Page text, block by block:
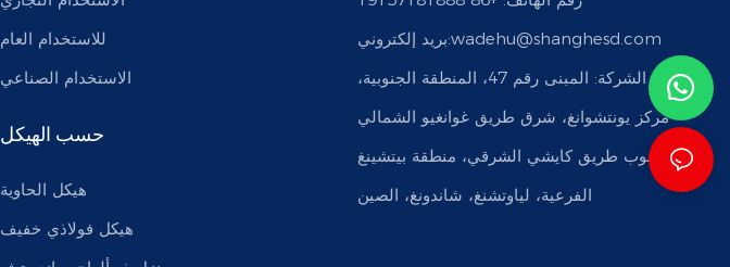
للاستخدام العام
الاستخدام الصناعي
حسب الهيكل
هيكل الحاوية
هيكل فولاذي خفيف
بريد إلكتروني:wadehu@shanghesd.com
عنوان الشركة: المبنى رقم 47، المنطقة الجنوبية،
مركز يونتشوانغ، شرق طريق غوانغيو الشمالي
وجنوب طريق كايشي الشرقي، منطقة بيتشينغ
الفرعية، لياوتشنغ، شاندونغ، الصين